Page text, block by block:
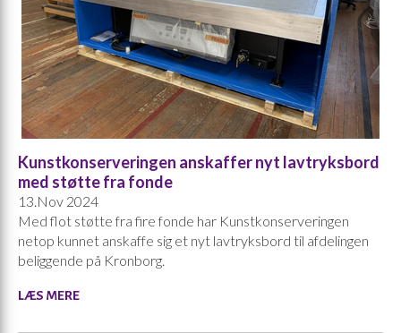
Kunstkonserveringen anskaffer nyt lavtryksbord
med støtte fra fonde
13.Nov 2024
Med flot støtte fra fire fonde har Kunstkonserveringen
netop kunnet anskaffe sig et nyt lavtryksbord til afdelingen
beliggende på Kronborg.
LÆS MERE